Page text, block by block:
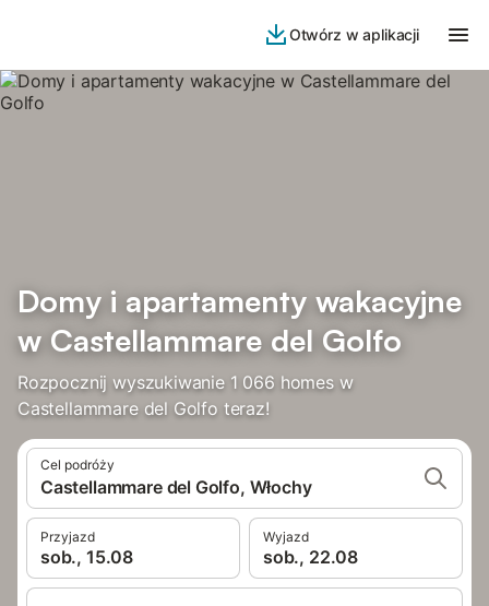
Otwórz w aplikacji
Domy i apartamenty wakacyjne
w Castellammare del Golfo
Rozpocznij wyszukiwanie 1 066 homes w
Castellammare del Golfo teraz!
Cel podróży
Castellammare del Golfo, Włochy
Przyjazd
sob., 15.08
Wyjazd
sob., 22.08